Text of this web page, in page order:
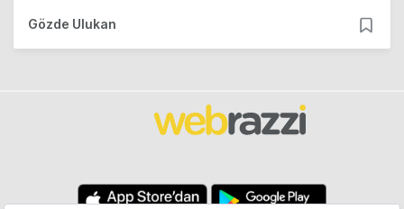
Gözde Ulukan